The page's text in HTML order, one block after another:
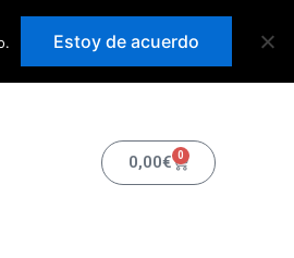
incluido
0,00€ 0
Carrito
Estoy de acuerdo